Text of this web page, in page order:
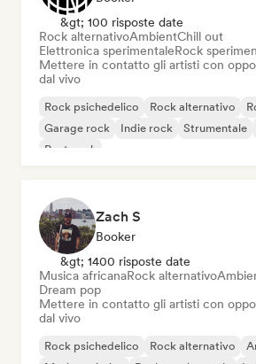
&gt; 100 risposte date
Rock alternativoAmbientChill out
Elettronica sperimentaleRock
Mettere in contatto gli artisti con
dal vivo
Rock psichedelico Rock alternativo
Garage rock
Indie rock Strumentale
Post punk
Zach S
Booker
&gt; 1400 risposte date
Musica africanaRock alternativo
Dream pop
Mettere in contatto gli artisti con
dal vivo
Rock psichedelico Rock alternativo